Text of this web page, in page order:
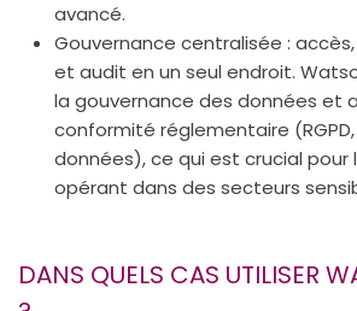
avancé.
Gouvernance centralisée :
et audit en un seul endroit.
la gouvernance des données et
conformité réglementaire
données), ce qui est crucial pour
opérant dans des secteurs
DANS QUELS CAS UTILISER